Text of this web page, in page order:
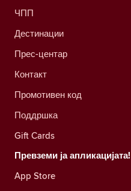
ЧПП
Дестинации
Прес-центар
Контакт
Промотивен код
Поддршка
Gift Cards
Превземи ја апликацијата!
App Store